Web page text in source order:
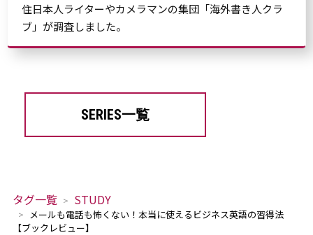
住日本人ライターやカメラマンの集団「海外書き人クラ
ブ」が調査しました。
SERIES一覧
タグ一覧 STUDY
メールも電話も怖くない！本当に使えるビジネス英語の習得法
【ブックレビュー】